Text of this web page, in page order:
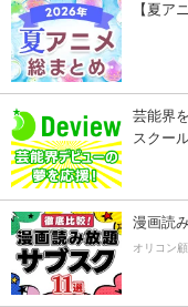
【夏ア
芸能界
スクー
漫画読
オリコン